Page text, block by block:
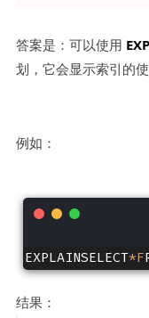
答案是：可以使用
划，它会显示索引的使
例如：
EXPLAINSELECT*F
结果：